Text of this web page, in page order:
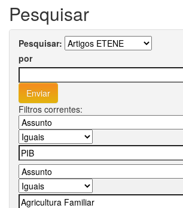
Pesquisar
Pesquisar:
por
Filtros correntes: